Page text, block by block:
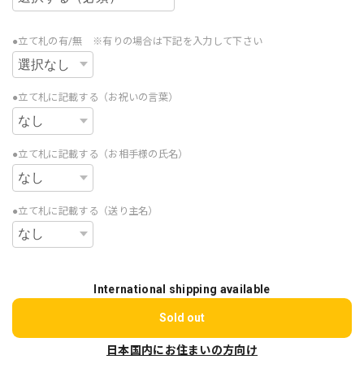
●立て札の有/無 ※有りの場合は下記を入力して下さい
●立て札に記載する（お祝いの言葉）
●立て札に記載する（お相手様の氏名）
●立て札に記載する（送り主名）
International shipping available
Sold out
日本国内にお住まいの方向け